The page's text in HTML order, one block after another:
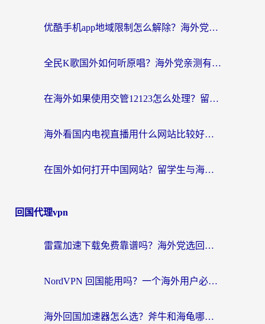
优酷手机app地域限制怎么解除？海外党亲测有效的追剧方案
全民K歌国外如何听原唱？海外党亲测有效的回国加速器选择指南
在海外如果使用交管12123怎么处理？留学生亲测有效的回国加速方案
海外看国内电视直播用什么网站比较好？一篇解决你所有追剧难题的实用指南
在国外如何打开中国网站？留学生与海外华人的无缝访问指南
回国代理vpn
雷霆加速下载免费靠谱吗？海外党选回国加速器的避坑指南（附热门工具对比）
NordVPN 回国能用吗？一个海外用户必须面对的真实困境
海外回国加速器怎么选？斧牛和海龟哪个好？一篇帮你避开坑的实用指南